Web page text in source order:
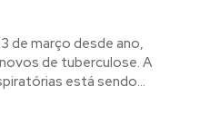
de março desde ano,
de tuberculose. ​A
está sendo...